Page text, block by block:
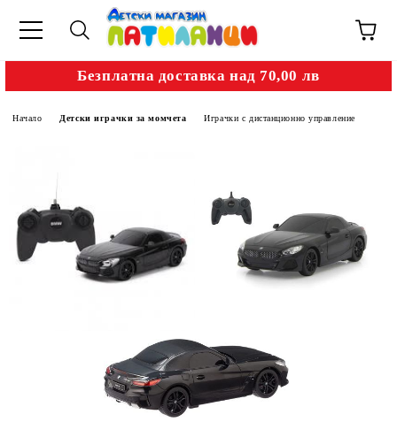
Безплатна доставка над 70,00 лв
Начало Детски играчки за момчета Играчки с дистанционно управление